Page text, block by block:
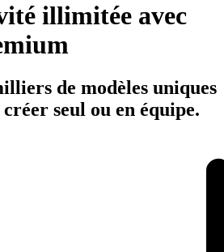
illimitée avec
de modèles uniques
seul ou en équipe.